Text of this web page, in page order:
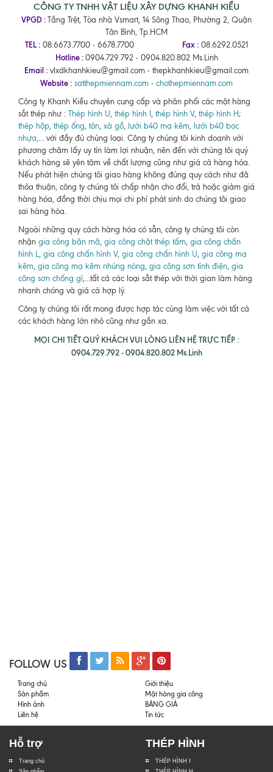
CÔNG TY TNHH VẬT LIỆU XÂY DỰNG KHANH KIỀU
VPGD : Tầng Trệt, Tòa nhà Vsmart, 14 Sông Thao, Phường 2, Quận
Tân Bình, Tp.HCM
TEL : 08.6673.7700 - 6678.7700 Fax : 08.6292.0521
Hotline : 0904.729.792 - 0904.820.802 Ms.Linh
Email : vlxdkhanhkieu@gmail.com - thepkhanhkieu@gmail.com
Website : satthepmiennam.com - chothepmiennam.com
Công ty Khanh Kiều chuyên cung cấp và phân phối các mặt hàng
sắt thép như : Thép hình U, thép hình I , thép hình V, thép hình H ;
thép hộp, thép ống, tôn, xà gồ, lưới b40 mạ kẽm, lưới b40 bọc
nhựa,... với đầy đủ chủng loại. Công ty chúng tôi kinh doanh với
phương châm lấy uy tín làm lợi nhuận, nên đến với chúng tôi quý
khách hàng sẽ yên tâm về chất lượng cũng như giá cả hàng hóa.
Nếu phát hiện chúng tôi giao hàng không đúng quy cách như đã
thỏa thuận, công ty chúng tôi chấp nhận cho đổi, trả hoặc giảm giá
hàng hóa, đồng thời chịu mọi chi phí phát sinh do chúng tôi giao
sai hàng hóa.
Ngoài những quy cách hàng hóa có sẵn, công ty chúng tôi còn
nhận gia công bãn mã, gia công chặt thép tấm, gia công chấn
hình L , gia công chấn hình V, gia công chấn hình U, gia công mạ
kẽm, gia công mạ kẽm nhúng nóng, gia công sơn tỉnh điện, gia
công sơn chống gỉ,...tất cả các loại sắt thép với thời gian làm hàng
nhanh chóng và giá cả hợp lý.
Công ty chúng tôi rất mong được hợp tác cùng làm việc với tất cả
các khách hàng lớn nhỏ cũng như gần xa.
MỌI CHI TIẾT QUÝ KHÁCH VUI LÒNG LIÊN HỆ TRỰC TIẾP :
0904.729.792 - 0904.820.802 Ms.Linh
FOLLOW US
Trang chủ
Giới thiệu
Sản phẩm
Mặt hàng gia công
Hình ảnh
BẢNG GIÁ
Liên hệ
Tin tức
Hỗ trợ
Trang chủ
THÉP HÌNH
THÉP HÌNH I